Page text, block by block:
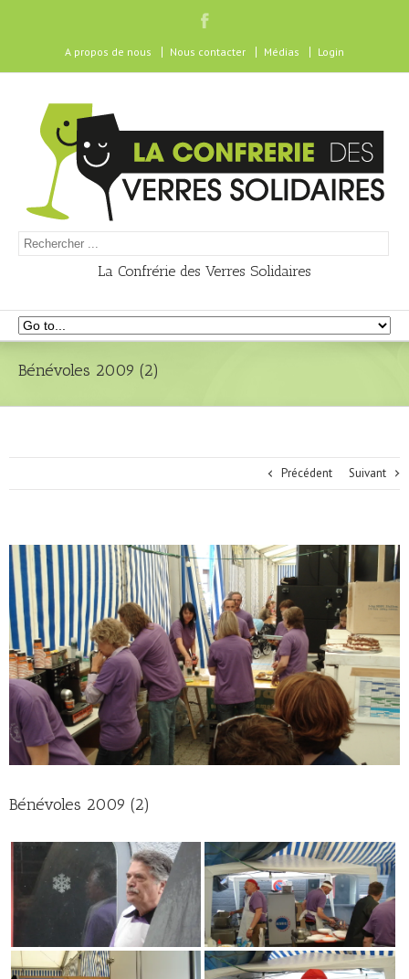
A propos de nous Nous contacter Médias Login
La Confrérie des Verres Solidaires
Bénévoles 2009 (2)
Précédent Suivant
Bénévoles 2009 (2)